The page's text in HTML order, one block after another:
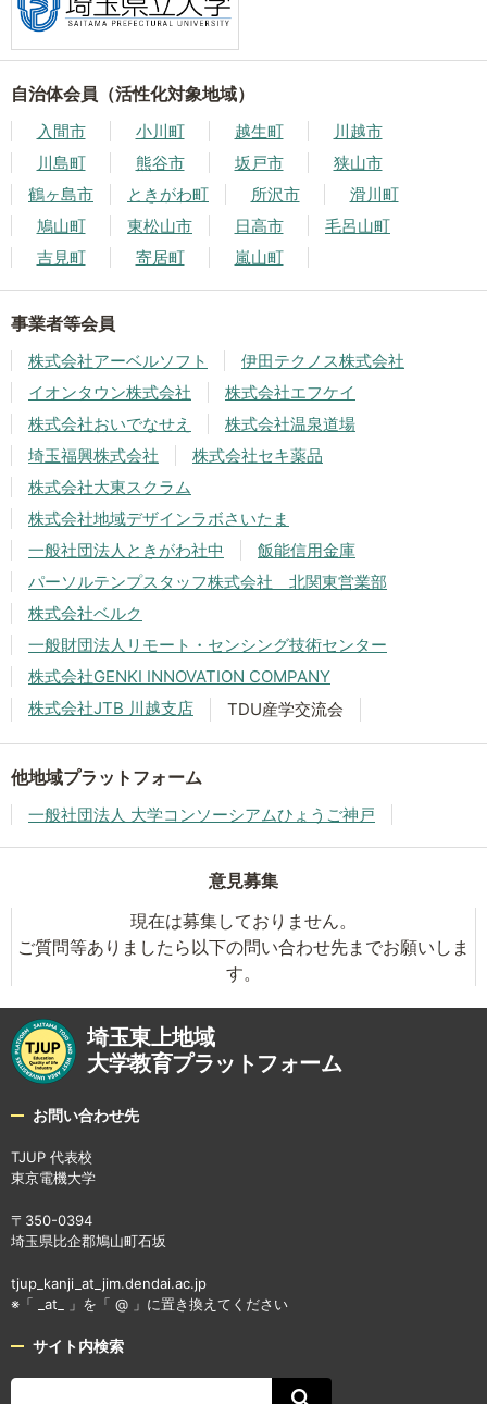
自治体会員（活性化対象地域）
入間市 小川町 越生町
川越市
川島町
熊谷市 坂戸市
狭山市
鶴ヶ島市
ときがわ町 所沢市
滑川町
鳩山町
東松山市 日高市
毛呂山町
吉見町
寄居町 嵐山町
事業者等会員
株式会社アーベルソフト
伊田テクノス株式会社
イオンタウン株式会社
株式会社エフケイ
株式会社おいでなせえ
株式会社温泉道場
埼玉福興株式会社
株式会社セキ薬品
株式会社大東スクラム
株式会社地域デザインラボさいたま
一般社団法人ときがわ社中
飯能信用金庫
パーソルテンプスタッフ株式会社 北関東営業部
株式会社ベルク
一般財団法人リモート・センシング技術センター
株式会社GENKI INNOVATION COMPANY
株式会社JTB 川越支店
TDU産学交流会
他地域プラットフォーム
一般社団法人 大学コンソーシアムひょうご神戸
意見募集
現在は募集しておりません。
ご質問等ありましたら以下の問い合わせ先までお願いしま
す。
埼玉東上地域
大学教育プラットフォーム
お問い合わせ先
TJUP 代表校
東京電機大学
〒350-0394
埼玉県比企郡鳩山町石坂
tjup_kanji_at_jim.dendai.ac.jp
※「 _at_ 」を「 @ 」に置き換えてください
サイト内検索